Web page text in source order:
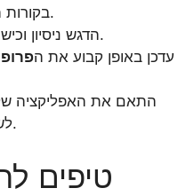
בקורות החיים ובמכתב השירות.
הדגש ניסיון וכישרונות רלוונטיים במיוחד.
עדכן באופן קבוע את ה
התאם את האפליקציה
לשפר את דיוק ההתאמה.
טיפים